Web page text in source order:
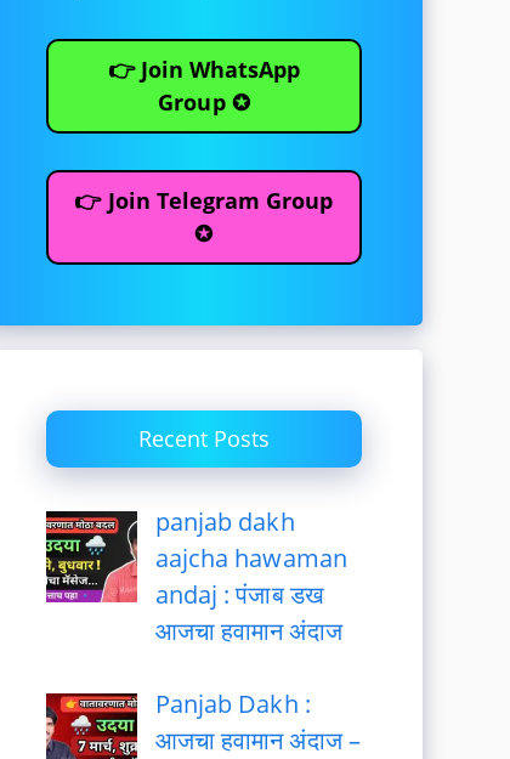
👉 Join WhatsApp
Group ✪
👉 Join Telegram Group
✪
Recent Posts
panjab dakh
aajcha hawaman
andaj : पंजाब डख
आजचा हवामान अंदाज
Panjab Dakh :
आजचा हवामान अंदाज –